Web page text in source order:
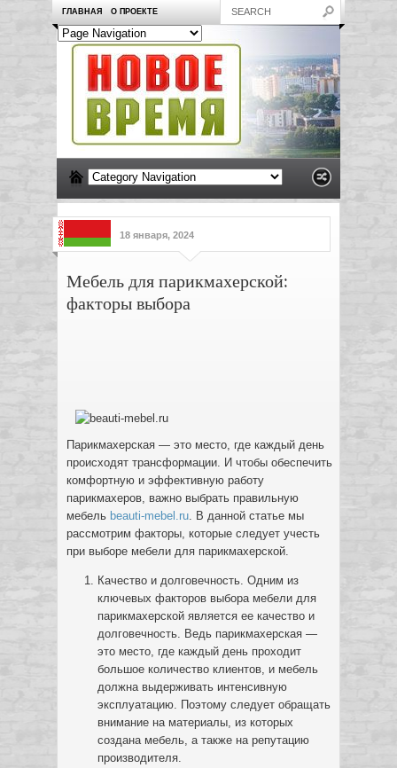
ГЛАВНАЯ О ПРОЕКТЕ
18 января, 2024
Мебель для парикмахерской:
факторы выбора
Парикмахерская — это место, где каждый день
происходят трансформации. И чтобы обеспечить
комфортную и эффективную работу
парикмахеров, важно выбрать правильную
мебель beauti-mebel.ru. В данной статье мы
рассмотрим факторы, которые следует учесть
при выборе мебели для парикмахерской.
Качество и долговечность. Одним из
ключевых факторов выбора мебели для
парикмахерской является ее качество и
долговечность. Ведь парикмахерская —
это место, где каждый день проходит
большое количество клиентов, и мебель
должна выдерживать интенсивную
эксплуатацию. Поэтому следует обращать
внимание на материалы, из которых
создана мебель, а также на репутацию
производителя.